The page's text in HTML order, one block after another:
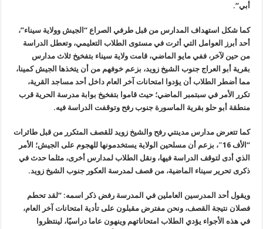
أبي“.
كما شكل استهداف المدارس من قبل طرفي الصراع “الجيش وولاية سيناء”،
أحد أبرز العوامل التي أثرت في مستوى الطلاب التعليمي، وتعطل الدراسة
من حين لآخر، ففي مايو الماضي، قامت ولاية سيناء بتفخيخ ثلاث مدارس
بقرية أبو العراج جنوب الشيخ زويد، بزعم خوفهم من أن يتخذها الجيش كمينا،
مما أضطر الطلاب أن يؤدوا امتحانات آخر العام داخل أحد مساجد القرية،
تكرر الأمر في سبتمبر الماضي؛ حيث قاموا بتفخيخ بوابة مدرسة الحرية قرب
منطقة أبو حلو بقرية الماسورة جنوب رفح وتوقفت الدراسة فيه.
كما تتعرض مدارس مدينتي رفح والشيخ زويد للقصف المتكرر من قبل طائرات
“
الأف 16″، بزعم أن مسلحين الولاية يستخدمونها للهجوم على الجيش؛ الأمر
الذي أدى لتوقف الدراسة فيها، ونقل الطلاب لمدارس أخرى، مثلما حدث في
ذكرى تحرير سيناء الماضية، من قصف لمدرسة العكور جنوب الشيخ زويد.
ويقول أحد المدرسين العاملين في المدرسة رفض ذكر اسمه: “لقد تحطم
فصلان نتيجة القصف، ونحن مفترض مقبلون على تأدية امتحانات آخر العام،
في هذه الأجواء يؤدي الطلاب امتحاناتهم وينهون عاما دراسيًا، لينتظروا